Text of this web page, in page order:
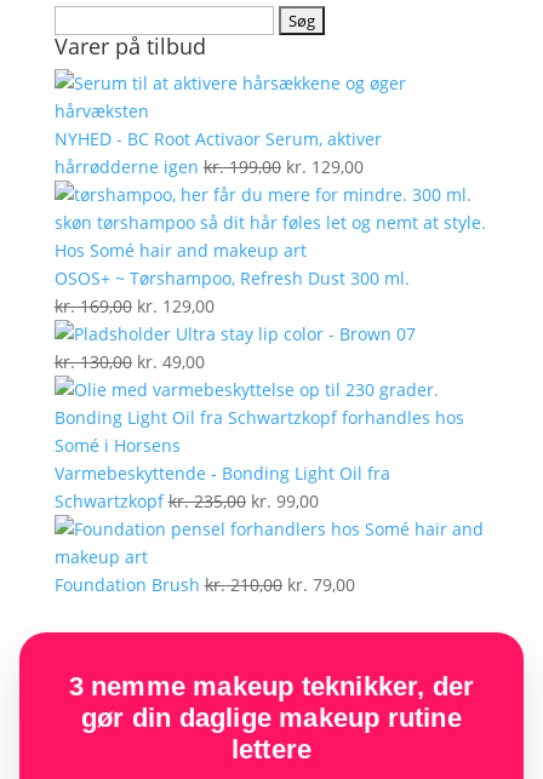
efter:
Varer på tilbud
NYHED - BC Root Activaor Serum, aktiver
hårrødderne igen kr.199,00 Den
oprindelige
pris
var:
kr. 199,00.
kr. 129,00Den
aktuelle
pris
kr. 129,00.
OSOS+ ~ Tørshampoo, Refresh Dust 300 ml.
kr.169,00 Den
oprindelige
pris
var:
kr. 169,00.
kr. 129,00Den
aktuelle
er:
kr. 129,00.
Ultra stay lip color - Brown 07
kr.130,00 Den
oprindelige
pris
var:
kr. 130,00.
kr. 49,00Den
aktuelle
pris
kr. 49,00.
Varmebeskyttende - Bonding Light Oil fra
Schwartzkopf kr.235,00 Den
oprindelige
var:
kr. 99,00Den
aktuelle
er:
Foundation Brush kr.210,00 Den
pris
kr. 210,00.
kr. 79,00Den
pris
kr. 79,00.
3 nemme makeup teknikker, der
gør din daglige makeup rutine
lettere